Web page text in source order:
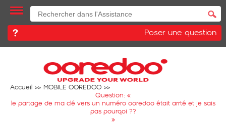
Poser une question
Accueil
MOBILE OOREDOO
Question: «
le partage de ma clé vers un numéro ooredoo était arrté et je sais
pas pourqoi ??
»